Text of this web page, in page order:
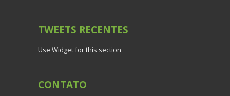
TWEETS RECENTES
Use Widget for this section
CONTATO